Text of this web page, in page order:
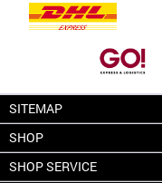
SITEMAP
SHOP
SHOP SERVICE